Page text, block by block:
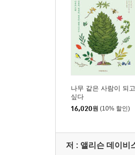
엉덩이로 헬로 / 고양
신이었던 고양이 / 발
옮긴이의 글
나무 같은 사람이 되고
싶다
16,020원 (10% 할인)
저 : 앨리슨 데이비